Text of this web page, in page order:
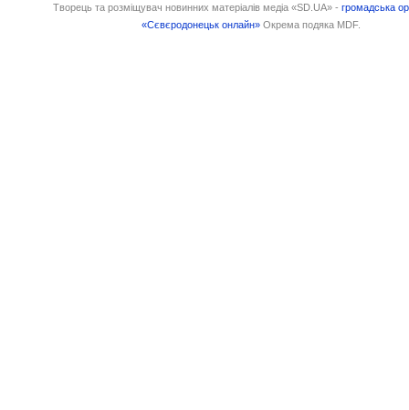
Творець та розміщувач новинних матеріалів медіа «SD.UA» -громадська
«Сєвєродонецьк онлайн» Окрема подяка MDF.